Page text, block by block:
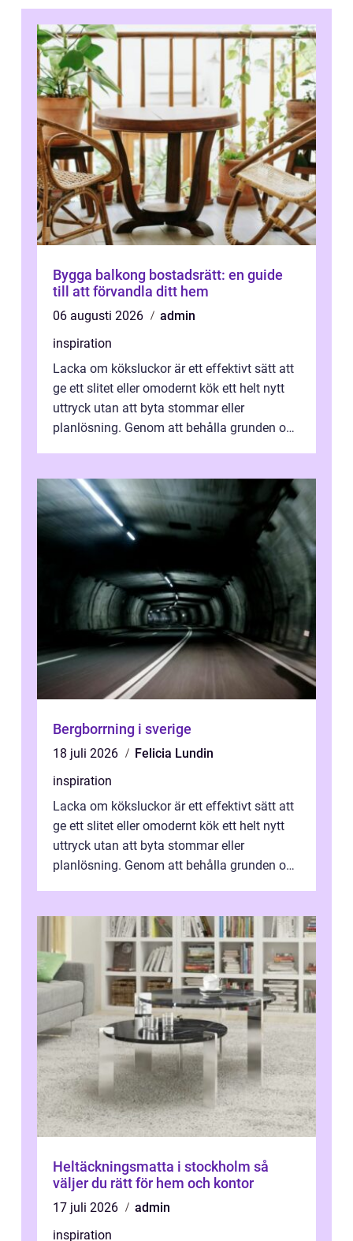
Bygga balkong bostadsrätt: en guide
till att förvandla ditt hem
06 augusti 2026
admin
inspiration
Lacka om köksluckor är ett effektivt sätt att
ge ett slitet eller omodernt kök ett helt nytt
uttryck utan att byta stommar eller
planlösning. Genom att behålla grunden och
Bergborrning i sverige
18 juli 2026
Felicia Lundin
inspiration
Lacka om köksluckor är ett effektivt sätt att
ge ett slitet eller omodernt kök ett helt nytt
uttryck utan att byta stommar eller
planlösning. Genom att behålla grunden och
Heltäckningsmatta i stockholm så
väljer du rätt för hem och kontor
17 juli 2026
admin
inspiration